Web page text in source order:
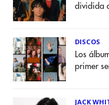
dividida
DISCOS
Los
primer
JACK